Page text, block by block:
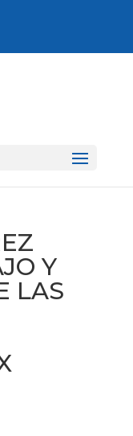
Y
LAS